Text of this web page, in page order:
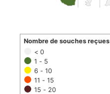
< 0
1 - 5
6 - 10
11 - 15
15 - 20
Nombre de souches reçues